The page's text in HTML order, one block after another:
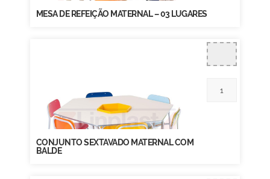
MESA DE REFEIÇÃO MATERNAL – 03 LUGARES
CONJUNTO SEXTAVADO MATERNAL COM
BALDE